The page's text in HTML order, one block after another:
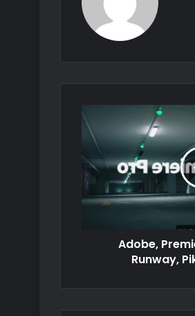
Adobe,
Runway,